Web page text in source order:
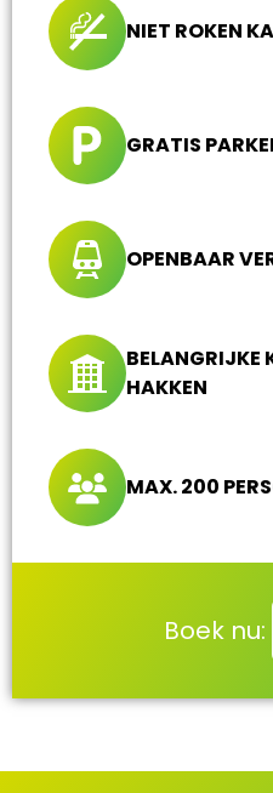
NIET ROKEN
GRATIS
OPENBAAR
BELANGRIJKE
HAKKEN
MAX. 200
Boek nu: